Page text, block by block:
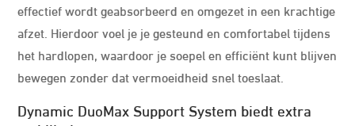
effectief wordt geabsorbeerd en omgezet in een krachtige
afzet. Hierdoor voel je je gesteund en comfortabel tijdens
het hardlopen, waardoor je soepel en efficiënt kunt blijven
bewegen zonder dat vermoeidheid snel toeslaat.
Dynamic DuoMax Support System biedt extra